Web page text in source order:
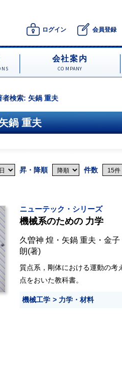
ログイン 会員登録
会社案内
COMPANY
者検索: 矢鍋 重夫
鍋 重夫
昇・降順 件数
ニューテック・シリーズ
機械系のための 力学
久曽神 煌 ・ 矢鍋 重夫 ・ 金子
朗(著)
質点系，剛体における運動の考
点をおいた教科書。
機械工学 力学・材料